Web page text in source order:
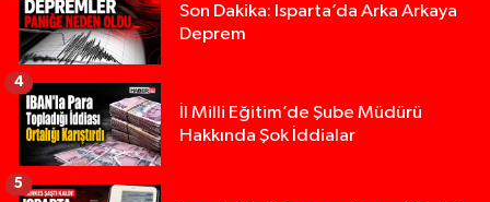
Son Dakika: Isparta’da Arka Arkaya
Deprem
İl Milli Eğitim’de Şube Müdürü
Hakkında Şok İddialar
4
5